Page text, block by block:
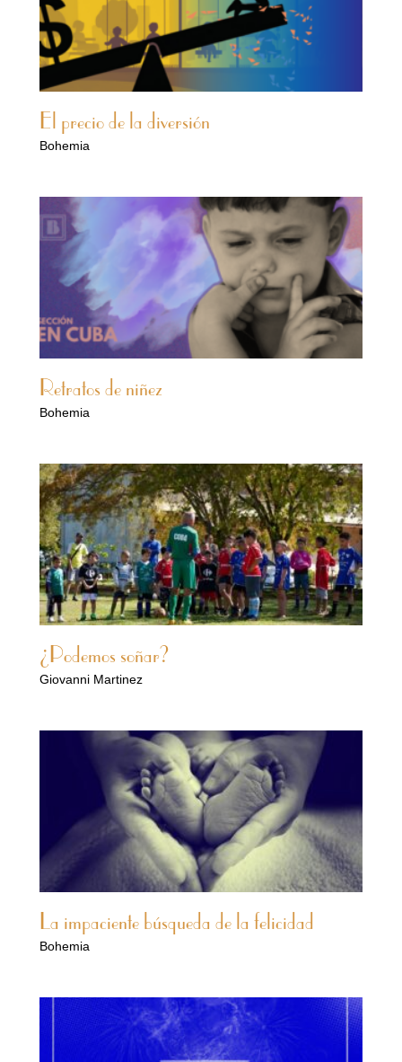
El precio de la diversión
Bohemia
Retratos de niñez
Bohemia
¿Podemos soñar?
Giovanni Martinez
La impaciente búsqueda de la felicidad
Bohemia